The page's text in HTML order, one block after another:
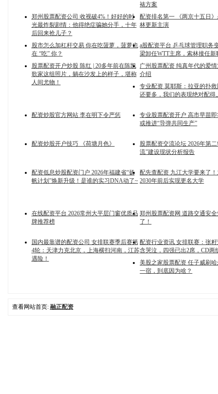
裱方案
郑州股票配资公司 收视破4%！好好的时
光最炸裂剧情：他得绝症骗她分手，十年
后回来抢儿子？
配资排名第一 《两京十五日
林更新主演
股市怎么加杠杆交易 你在吃菠萝，菠萝也
在 “吃” 你？
a股配资平台 乒乓球管理职务
梁卸任WTT主席，索林接任新
股票配资开户炒股 陈红 | 20多年前在陈凯
歌家这组照片，躺在沙发上的样子，堪称
人间尤物！
广州股票配资 纯真年代的爱
介绍
专业配资 莫耶斯：拉亚的扑
还要多，我们的表现绝对配得
配资炒股官方网站 李在明下令严惩
专业股票配资开户 高市早苗
或推进“导弹共同生产”
配资炒股开户技巧 《荷塘月色》
股票配资交流论坛 2026年第
流”建设现状分析报告
配资低息炒股配资门户 2026年福建省“扬
帆计划”焕新升级！是谁的实习DNA动了~
配先查配资 九江大学要来了
2030年前后实现更名大学
在线配资平台 2026常州大平层门窗优质品
牌推荐榜
郑州股票配资网 道路交通安
了！
国内最靠谱的配资公司 女排联赛季后赛第
4轮：天津力克北京，上海横扫河南，江苏
遇险！
配资行业资讯 女排联赛：张
含哭泣，四强已出2席，CD两
美股之家股票配资 任子威刷
一宿，到底因为啥？
查看网站首页: 融正配资